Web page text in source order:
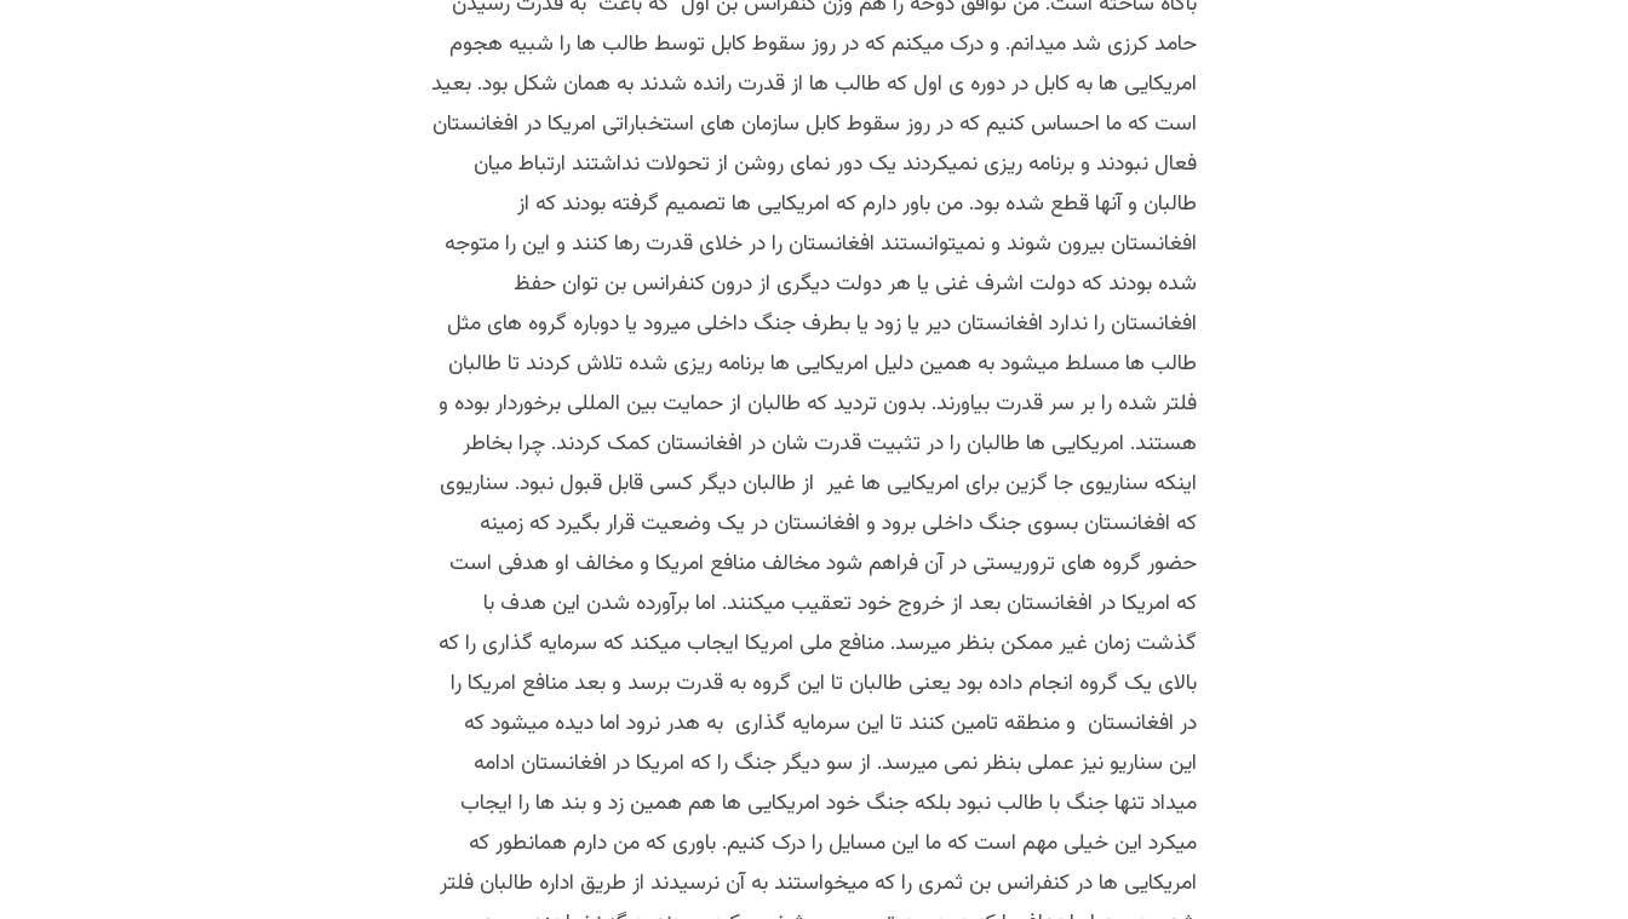
حامد کرزی شد میدانم. و درک میکنم که در روز سقوط کابل توسط طالب ها را شبیه هجوم
امریکایی ها به کابل در دوره ی اول که طالب ها از قدرت رانده شدند به همان شکل بود. بعید
است که ما احساس کنیم که در روز سقوط کابل سازمان های استخباراتی امریکا در افغانستان
فعال نبودند و برنامه ریزی نمیکردند یک دور نمای روشن از تحولات نداشتند ارتباط میان
طالبان و آنها قطع شده بود. من باور دارم که امریکایی ها تصمیم گرفته بودند که از
افغانستان بیرون شوند و نمیتوانستند افغانستان را در خلای قدرت رها کنند و این را متوجه
شده بودند که دولت اشرف غنی یا هر دولت دیگری از درون کنفرانس بن توان حفظ
افغانستان را ندارد افغانستان دیر یا زود یا بطرف جنگ داخلی میرود یا دوباره گروه های مثل
طالب ها مسلط میشود به همین دلیل امریکایی ها برنامه ریزی شده تلاش کردند تا طالبان
فلتر شده را بر سر قدرت بیاورند. بدون تردید که طالبان از حمایت بین المللی برخوردار بوده و
هستند. امریکایی ها طالبان را در تثبیت قدرت شان در افغانستان کمک کردند. چرا بخاطر
اینکه سناریوی جا گزین برای امریکایی ها غیر از طالبان دیگر کسی قابل قبول نبود. سناریوی
که افغانستان بسوی جنگ داخلی برود و افغانستان در یک وضعیت قرار بگیرد که زمینه
حضور گروه های تروریستی در آن فراهم شود مخالف منافع امریکا و مخالف او هدفی است
که امریکا در افغانستان بعد از خروج خود تعقیب میکنند. اما برآورده شدن این هدف با
گذشت زمان غیر ممکن بنظر میرسد. منافع ملی امریکا ایجاب میکند که سرمایه گذاری را که
بالای یک گروه انجام داده بود یعنی طالبان تا این گروه به قدرت برسد و بعد منافع امریکا را
در افغانستان و منطقه تامین کنند تا این سرمایه گذاری به هدر نرود اما دیده میشود که
این سناریو نیز عملی بنظر نمی میرسد. از سو دیگر جنگ را که امریکا در افغانستان ادامه
میداد تنها جنگ با طالب نبود بلکه جنگ خود امریکایی ها هم همین زد و بند ها را ایجاب
میکرد این خیلی مهم است که ما این مسایل را درک کنیم. باوری که من دارم همانطور که
امریکایی ها در کنفرانس بن ثمری را که میخواستند به آن نرسیدند از طریق اداره طالبان فلتر